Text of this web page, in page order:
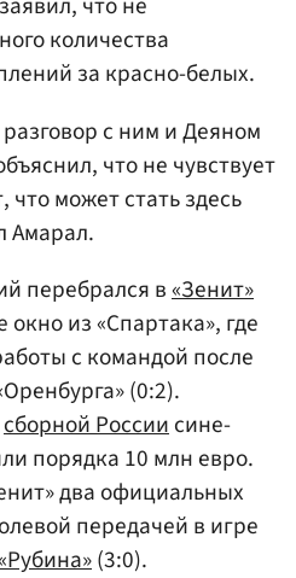
количества
за красно-белых.
с ним и Деяном
что не чувствует
может стать здесь
Амарал.
перебрался в«Зенит»
из «Спартака», где
с командой после
(0:2).
сборной Россиисине-
порядка 10 млн евро.
два официальных
передачей в игре
(3:0).